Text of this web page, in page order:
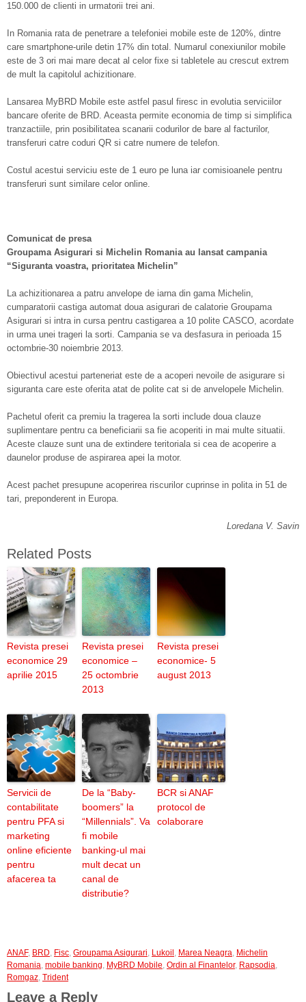
150.000 de clienti in urmatorii trei ani.
In Romania rata de penetrare a telefoniei mobile este de 120%, dintre
care smartphone-urile detin 17% din total. Numarul conexiunilor mobile
este de 3 ori mai mare decat al celor fixe si tabletele au crescut extrem
de mult la capitolul achizitionare.
Lansarea MyBRD Mobile este astfel pasul firesc in evolutia serviciilor
bancare oferite de BRD. Aceasta permite economia de timp si simplifica
tranzactiile, prin posibilitatea scanarii codurilor de bare al facturilor,
transferuri catre coduri QR si catre numere de telefon.
Costul acestui serviciu este de 1 euro pe luna iar comisioanele pentru
transferuri sunt similare celor online.
Comunicat de presa
Groupama Asigurari si Michelin Romania au lansat campania
“Siguranta voastra, prioritatea Michelin”
La achizitionarea a patru anvelope de iarna din gama Michelin,
cumparatorii castiga automat doua asigurari de calatorie Groupama
Asigurari si intra in cursa pentru castigarea a 10 polite CASCO, acordate
in urma unei trageri la sorti. Campania se va desfasura in perioada 15
octombrie-30 noiembrie 2013.
Obiectivul acestui parteneriat este de a acoperi nevoile de asigurare si
siguranta care este oferita atat de polite cat si de anvelopele Michelin.
Pachetul oferit ca premiu la tragerea la sorti include doua clauze
suplimentare pentru ca beneficiarii sa fie acoperiti in mai multe situatii.
Aceste clauze sunt una de extindere teritoriala si cea de acoperire a
daunelor produse de aspirarea apei la motor.
Acest pachet presupune acoperirea riscurilor cuprinse in polita in 51 de
tari, preponderent in Europa.
Loredana V. Savin
Related Posts
Revista presei
economice 29
aprilie 2015
Revista presei
economice –
25 octombrie
2013
Revista presei
economice- 5
august 2013
Servicii de
contabilitate
pentru PFA si
marketing
online eficiente
pentru
afacerea ta
De la “Baby-
boomers” la
“Millennials”. Va
fi mobile
banking-ul mai
mult decat un
canal de
distributie?
BCR si ANAF
protocol de
colaborare
ANAF, BRD, Fisc, Groupama Asigurari, Lukoil , Marea Neagra, Michelin
Romania, mobile banking, MyBRD Mobile, Ordin al Finantelor, Rapsodia,
Romgaz, Trident
Leave a Reply